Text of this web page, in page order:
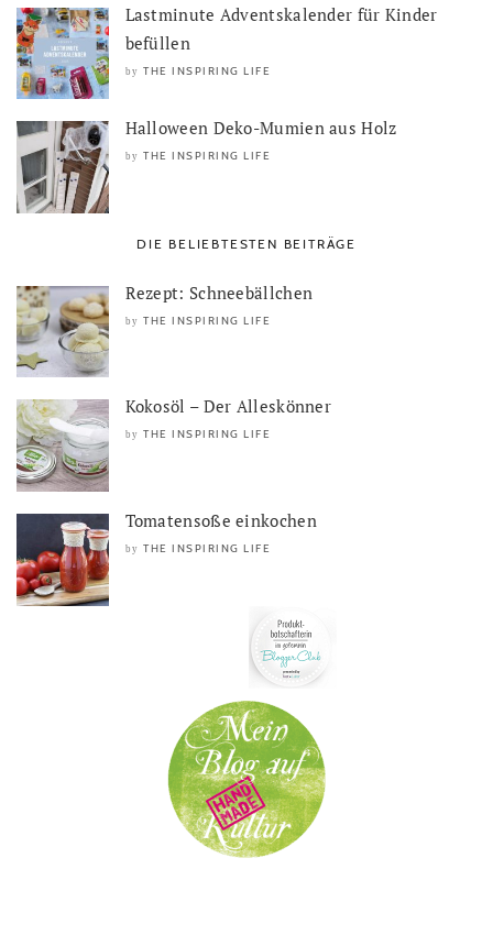
Lastminute Adventskalender für Kinder
befüllen
by THE INSPIRING LIFE
Halloween Deko-Mumien aus Holz
by THE INSPIRING LIFE
DIE BELIEBTESTEN BEITRÄGE
Rezept: Schneebällchen
by THE INSPIRING LIFE
Kokosöl – Der Alleskönner
by THE INSPIRING LIFE
Tomatensoße einkochen
by THE INSPIRING LIFE